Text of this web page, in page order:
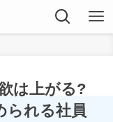
は上がる?
られる社員